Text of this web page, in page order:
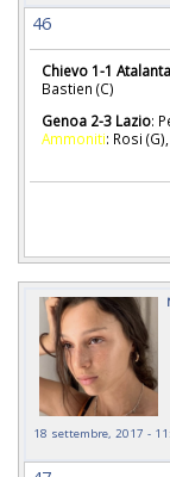
46
Chievo 1-1 Atalanta
Bastien (C)
Genoa 2-3 Lazio:
Ammoniti: Rosi
18 settembre, 2017 -